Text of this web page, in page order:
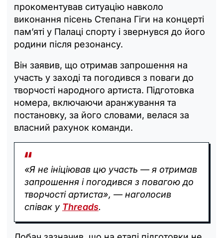
прокоментував ситуацію навколо
виконання пісень Степана Гіги на концерті
пам’яті у Палаці спорту і звернувся до його
родини після резонансу.
Він заявив, що отримав запрошення на
участь у заході та погодився з поваги до
творчості народного артиста. Підготовка
номера, включаючи аранжування та
постановку, за його словами, велася за
власний рахунок команди.
«Я не ініціював цю участь — я отримав
запрошення і погодився з повагою до
творчості артиста», — наголосив
співак у Threads.